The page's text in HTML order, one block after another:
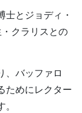
とジョディ・
クラリスとの
、バッファロ
ためにレクター